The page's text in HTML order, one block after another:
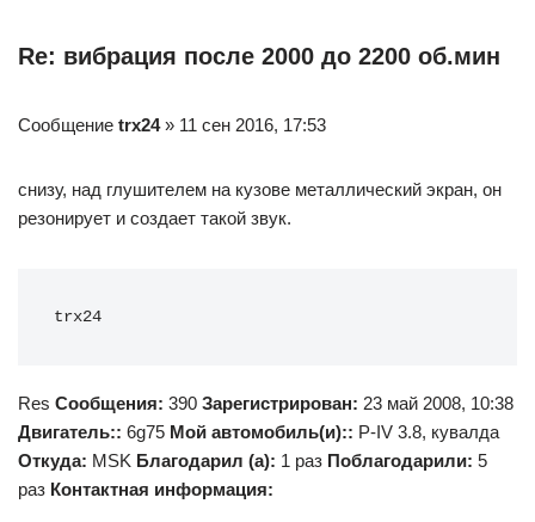
Re: вибрация после 2000 до 2200 об.мин
Сообщение trx24» 11 сен 2016, 17:53
снизу, над глушителем на кузове металлический экран, он
резонирует и создает такой звук.
trx24
Res Сообщения: 390 Зарегистрирован: 23 май 2008, 10:38
Двигатель:: 6g75 Мой автомобиль(и):: P-IV 3.8, кувалда
Откуда: MSK Благодарил (а): 1 раз Поблагодарили: 5
раз Контактная информация: